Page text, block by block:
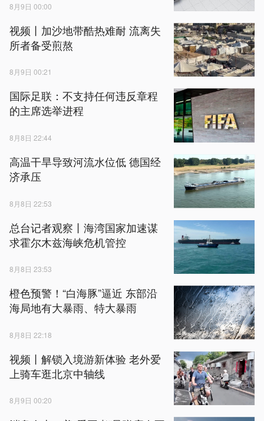
8月9日 00:00
视频丨加沙地带酷热难耐 流离失
所者备受煎熬
8月9日 00:21
国际足联：不支持任何违反章程
的主席选举进程
8月8日 22:44
高温干旱导致河流水位低 德国经
济承压
8月8日 22:53
总台记者观察丨海湾国家加速谋
求霍尔木兹海峡危机管控
8月8日 23:53
橙色预警！“白海豚”逼近 东部沿
海局地有大暴雨、特大暴雨
8月8日 22:18
视频丨解锁入境游新体验 老外爱
上骑车逛北京中轴线
8月9日 00:20